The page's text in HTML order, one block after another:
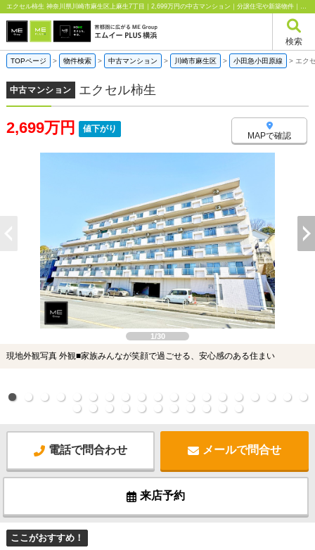
エクセル柿生 神奈川県川崎市麻生区上麻生7丁目｜2,699万円の中古マンション｜分譲住宅や新築物件｜エムイーPLUS横浜
検索
TOPページ > 物件検索 > 中古マンション > 川崎市麻生区 > 小田急小田原線 > エク
中古マンション エクセル柿生
2,699万円 値下がり
MAPで確認
1/30
現地外観写真 外観■家族みんなが笑顔で過ごせる、安心感のある住まい
電話で問合わせ メールで問合せ
来店予約
ここがおすすめ！